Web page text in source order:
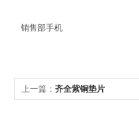
销售部手机
上一篇： 齐全紫铜垫片